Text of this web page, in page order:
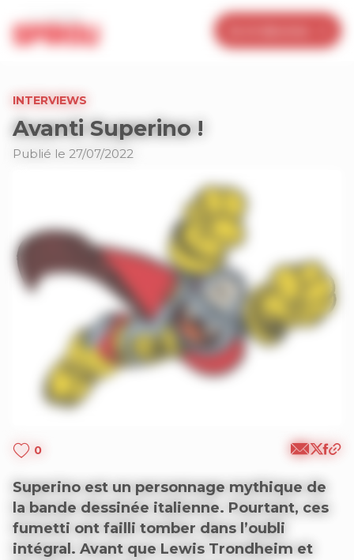
INTERVIEWS
Avanti Superino !
Publié le 27/07/2022
0
Superino est un personnage mythique de
la bande dessinée italienne. Pourtant, ces
fumetti ont failli tomber dans l’oubli
intégral. Avant que Lewis Trondheim et